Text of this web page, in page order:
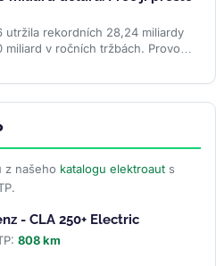
utržila rekordních 28,24 miliardy
v ročních tržbách. Provozní
z našeho katalogu elektroaut s
- CLA 250+ Electric
808 km